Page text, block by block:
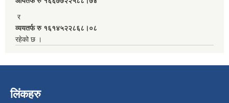
र
व्ययतर्फ रु १६१४५२२८६८।०८
रहेको छ ।
लिंकहरु